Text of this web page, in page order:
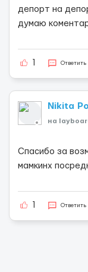
депорт на
думаю
Ответить
Nikita
на
Спасибо за
мамкинх
Ответить